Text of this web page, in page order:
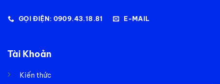
GỌI ĐIỆN: 0909.43.18.81 E-MAIL
Tài Khoản
Kiến thức